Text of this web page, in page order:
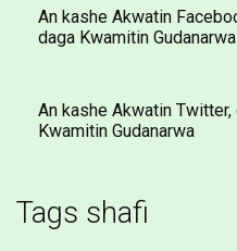
An kashe Akwatin
daga Kwamitin Gudanarwa
An kashe Akwatin
Kwamitin Gudanarwa
Tags shafi